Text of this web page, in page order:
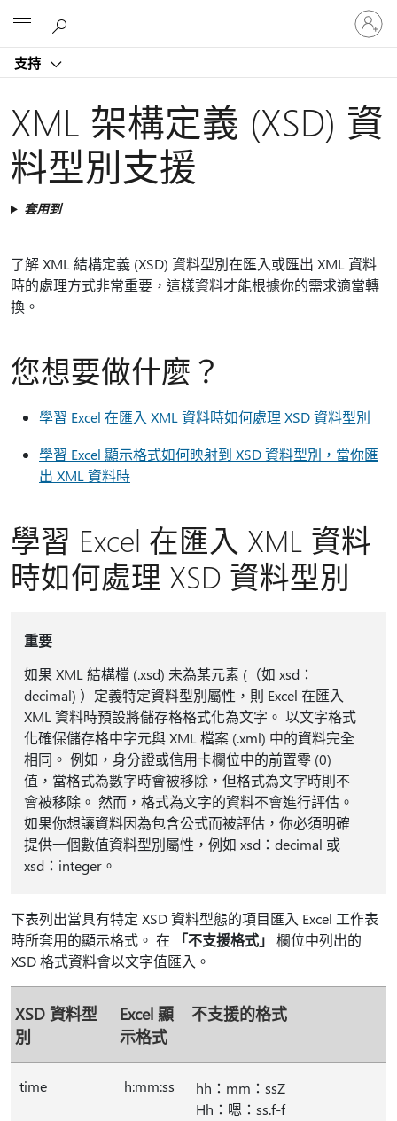
支持
登
入
您
戶
XML 架構定義 (XSD) 資
料型別支援
套用到
了解 XML 結構定義 (XSD) 資料型別在匯入或匯出 XML 資料
時的處理方式非常重要，這樣資料才能根據你的需求適當轉
換。
您想要做什麼？
學習 Excel 在匯入 XML 資料時如何處理 XSD 資料型別
學習 Excel 顯示格式如何映射到 XSD 資料型別，當你匯
出 XML 資料時
學習 Excel 在匯入 XML 資料
時如何處理 XSD 資料型別
重要
如果 XML 結構檔 (.xsd) 未為某元素 (（如 xsd：
decimal) ）定義特定資料型別屬性，則 Excel 在匯入
XML 資料時預設將儲存格格式化為文字。 以文字格式
化確保儲存格中字元與 XML 檔案 (.xml) 中的資料完全
相同。 例如，身分證或信用卡欄位中的前置零 (0)
值，當格式為數字時會被移除，但格式為文字時則不
會被移除。 然而，格式為文字的資料不會進行評估。
如果你想讓資料因為包含公式而被評估，你必須明確
提供一個數值資料型別屬性，例如 xsd：decimal 或
xsd：integer。
下表列出當具有特定 XSD 資料型態的項目匯入 Excel 工作表
時所套用的顯示格式。 在
「不支援格式」
欄位中列出的
XSD 格式資料會以文字值匯入。
XSD 資料型
別
Excel 顯
示格式
不支援的格式
time h:mm:ss
hh：mm：ssZ
Hh：嗯：ss.f-f